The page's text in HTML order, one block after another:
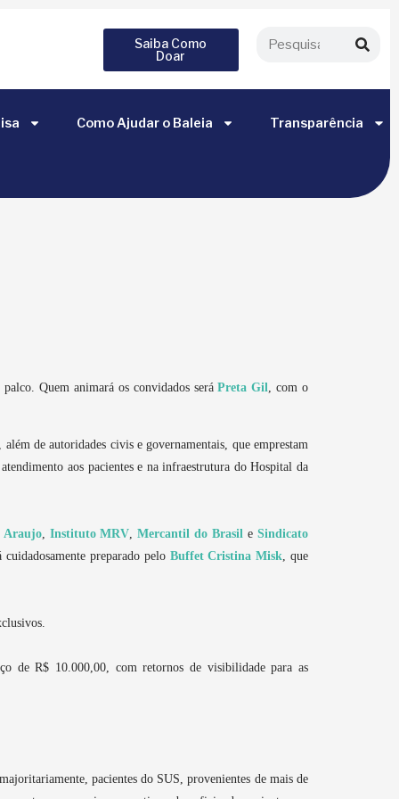
Saiba Como
Doar
Como Ajudar o Baleia Transparência
Quem animará os convidados seráPreta Gil, com o
de autoridades civis e governamentais, que emprestam
aos pacientes e na infraestrutura do Hospital da
Araujo, Instituto MRV,Mercantil do Brasil eSindicato
cuidadosamente preparado pelo Buffet Cristina Misk, que
de R$ 10.000,00, com retornos de visibilidade para as
pacientes do SUS, provenientes de mais de